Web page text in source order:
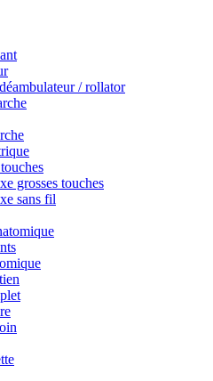
/ rollator
grosses touches
sans fil